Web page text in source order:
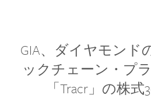
GIA、ダイヤモンド
ックチェーン・プ
「Tracr」の株